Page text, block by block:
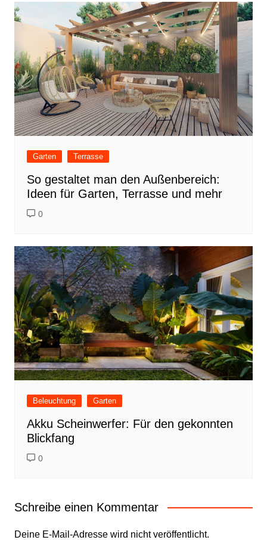
Garten Terrasse
So gestaltet man den Außenbereich:
Ideen für Garten, Terrasse und mehr
0
Beleuchtung Garten
Akku Scheinwerfer: Für den gekonnten
Blickfang
0
Schreibe einen Kommentar
Deine E-Mail-Adresse wird nicht veröffentlicht.